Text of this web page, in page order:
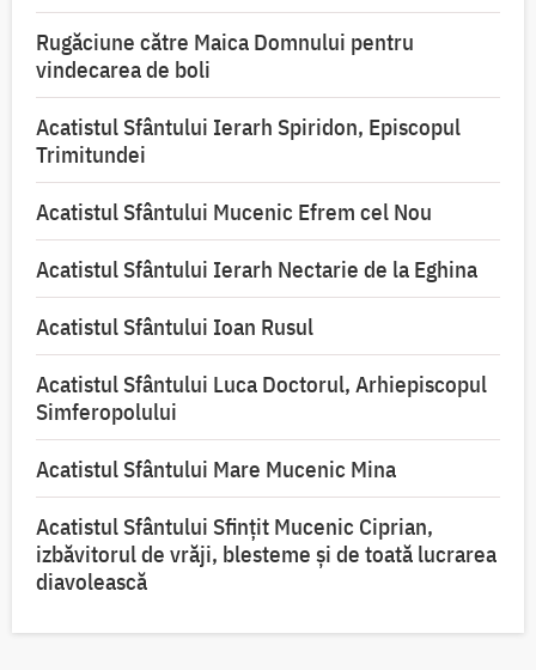
Rugăciune către Maica Domnului pentru
vindecarea de boli
Acatistul Sfântului Ierarh Spiridon, Episcopul
Trimitundei
Acatistul Sfântului Mucenic Efrem cel Nou
Acatistul Sfântului Ierarh Nectarie de la Eghina
Acatistul Sfântului Ioan Rusul
Acatistul Sfântului Luca Doctorul, Arhiepiscopul
Simferopolului
Acatistul Sfântului Mare Mucenic Mina
Acatistul Sfântului Sfințit Mucenic Ciprian,
izbăvitorul de vrăji, blesteme și de toată lucrarea
diavolească